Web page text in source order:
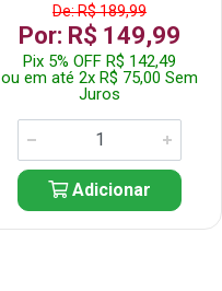
De: R$ 189,99
Por: R$ 149,99
Pix 5% OFF R$ 142,49
ou em até 2x R$ 75,00 Sem
Juros
Adicionar